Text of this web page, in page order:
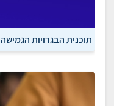
תוכנית הבגרויות הגמישה